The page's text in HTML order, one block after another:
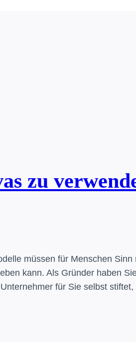
zu
müssen für Menschen
kann. Als Gründer haben
für Sie selbst